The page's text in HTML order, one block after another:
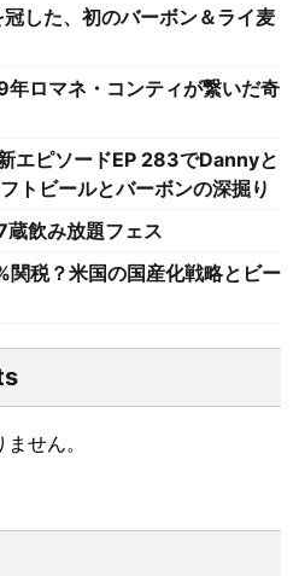
した、初のバーボン＆ライ麦
ロマネ・コンティが繋いだ奇
エピソードEP 283でDannyと
トビールとバーボンの深掘り
飲み放題フェス
関税？米国の国産化戦略とビー
せん。